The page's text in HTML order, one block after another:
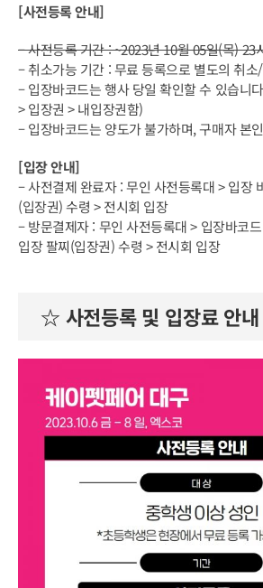
[사전등록 안내]
– 사전등록 기간 : ~2023년 10월 05일(목) 23
– 취소가능 기간 : 무료 등록으로 별도의 취
– 입장바코드는 행사 당일 확인할 수 있습니
> 입장권 > 내입장권함)
– 입장바코드는 양도가 불가하며, 구매자 본
[입장 안내]
– 사전결제 완료자 : 무인 사전등록대 > 입장
(입장권) 수령 > 전시회 입장
– 방문결제자 : 무인 사전등록대 > 입장바코
입장 팔찌(입장권) 수령 > 전시회 입장
☆ 사전등록 및 입장료 안내